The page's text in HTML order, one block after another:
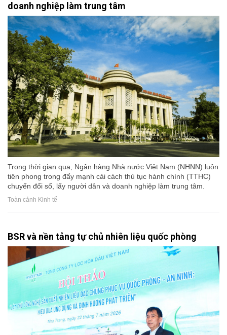
doanh nghiệp làm trung tâm
Trong thời gian qua, Ngân hàng Nhà nước Việt Nam (NHNN) luôn
tiên phong trong đẩy mạnh cải cách thủ tục hành chính (TTHC)
chuyển đổi số, lấy người dân và doanh nghiệp làm trung tâm.
Toàn cảnh Kinh tế
BSR và nền tảng tự chủ nhiên liệu quốc phòng